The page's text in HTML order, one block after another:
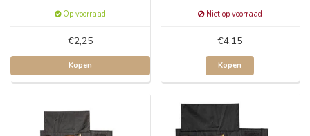
Op voorraad
€2,25
Kopen
Niet op voorraad
€4,15
Kopen